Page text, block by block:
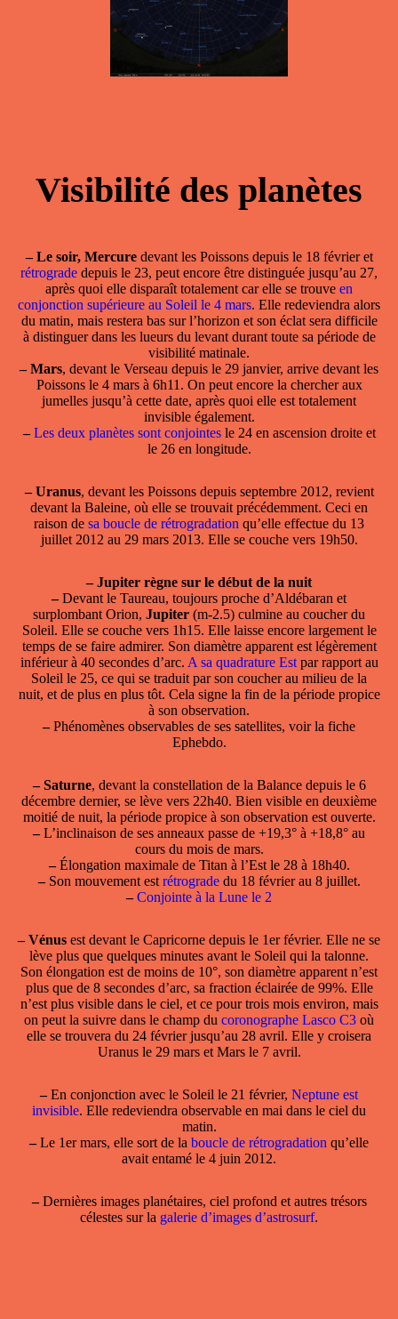
Visibilité des planètes
– Le soir, Mercuredevant les Poissons depuis le 18 février et
rétrograde depuis le 23, peut encore être distinguée jusqu’au 27,
après quoi elle disparaît totalement car elle se trouve en
conjonction supérieure au Soleil le 4 mars. Elle redeviendra alors
du matin, mais restera bas sur l’horizon et son éclat sera difficile
à distinguer dans les lueurs du levant durant toute sa période de
visibilité matinale.
– Mars, devant le Verseau depuis le 29 janvier, arrive devant les
Poissons le 4 mars à 6h11. On peut encore la chercher aux
jumelles jusqu’à cette date, après quoi elle est totalement
invisible également.
– Les deux planètes sont conjointes le 24 en ascension droite et
le 26 en longitude.
– Uranus, devant les Poissons depuis septembre 2012, revient
devant la Baleine, où elle se trouvait précédemment. Ceci en
raison de sa boucle de rétrogradation qu’elle effectue du 13
juillet 2012 au 29 mars 2013. Elle se couche vers 19h50.
– Jupiter règne sur le début de la nuit
–Devant le Taureau, toujours proche d’Aldébaran et
surplombant Orion, Jupiter (m-2.5) culmine au coucher du
Soleil. Elle se couche vers 1h15. Elle laisse encore largement le
temps de se faire admirer. Son diamètre apparent est légèrement
inférieur à 40 secondes d’arc. A sa quadrature Estpar rapport au
Soleil le 25, ce qui se traduit par son coucher au milieu de la
nuit, et de plus en plus tôt. Cela signe la fin de la période propice
à son observation.
–Phénomènes observables de ses satellites, voir la fiche
Ephebdo.
– Saturne, devant la constellation de la Balance depuis le 6
décembre dernier, se lève vers 22h40. Bien visible en deuxième
moitié de nuit, la période propice à son observation est ouverte.
–L’inclinaison de ses anneaux passe de +19,3° à +18,8° au
cours du mois de mars.
–Élongation maximale de Titan à l’Est le 28 à 18h40.
–Son mouvement estrétrograde du 18 février au 8 juillet.
– Conjointe à la Lune le 2
– Vénus est devant le Capricorne depuis le 1er février. Elle ne se
lève plus que quelques minutes avant le Soleil qui la talonne.
Son élongation est de moins de 10°, son diamètre apparent n’est
plus que de 8 secondes d’arc, sa fraction éclairée de 99%. Elle
n’est plus visible dans le ciel, et ce pour trois mois environ, mais
on peut la suivre dans le champ du coronographe Lasco C3 où
elle se trouvera du 24 février jusqu’au 28 avril. Elle y croisera
Uranus le 29 mars et Mars le 7 avril.
–En conjonction avec le Soleil le 21 février, Neptune est
invisible. Elle redeviendra observable en mai dans le ciel du
matin.
–Le 1er mars, elle sort de la boucle de rétrogradation qu’elle
avait entamé le 4 juin 2012.
–Dernières images planétaires, ciel profond et autres trésors
célestes sur la galerie d’images d’astrosurf.